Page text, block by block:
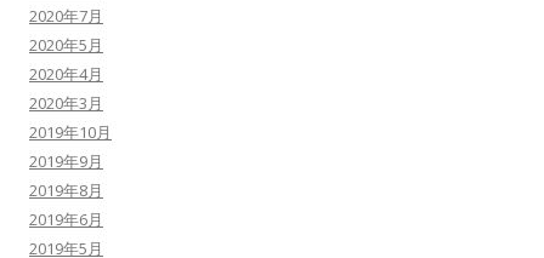
2020年7月
2020年5月
2020年4月
2020年3月
2019年10月
2019年9月
2019年8月
2019年6月
2019年5月